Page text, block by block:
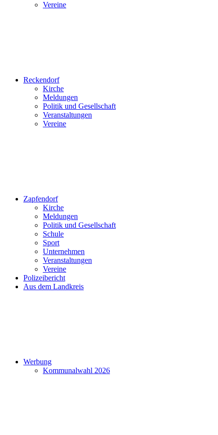
Vereine
Reckendorf
Kirche
Meldungen
Politik und Gesellschaft
Veranstaltungen
Vereine
Zapfendorf
Kirche
Meldungen
Politik und Gesellschaft
Schule
Sport
Unternehmen
Veranstaltungen
Vereine
Polizeibericht
Aus dem Landkreis
Werbung
Kommunalwahl 2026